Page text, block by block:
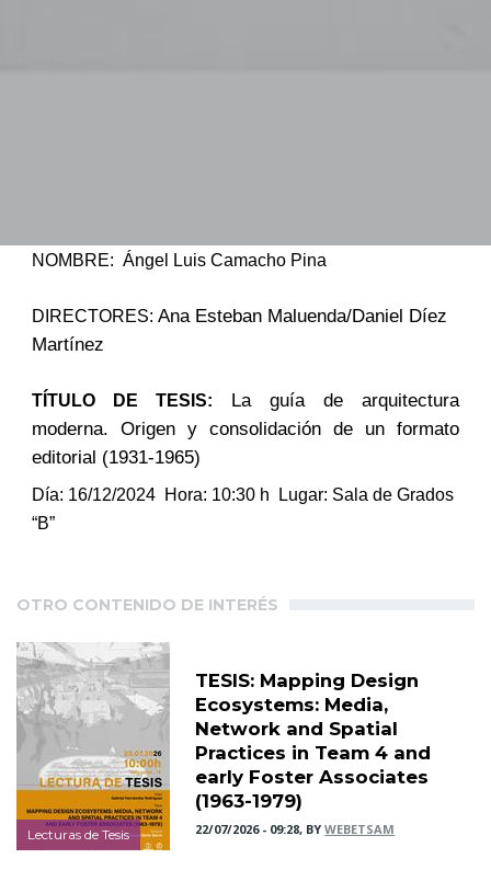
NOMBRE: Ángel Luis Camacho Pina
DIRECTORES: Ana Esteban Maluenda/Daniel Díez
Martínez
TÍTULO DE TESIS:
La guía de arquitectura
moderna. Origen y consolidación de un formato
editorial (1931-1965)
Día: 16/12/2024 Hora: 10:30 h Lugar: Sala de Grados
“B”
OTRO CONTENIDO DE INTERÉS
Lecturas de Tesis
TESIS: Mapping Design
Ecosystems: Media,
Network and Spatial
Practices in Team 4 and
early Foster Associates
(1963-1979)
22/07/2026 - 09:28, BYWEBETSAM